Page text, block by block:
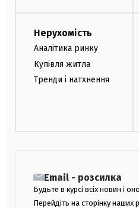
Нерухомість
Аналітика ринку
Купівля житла
Тренди і натхнення
Email - розсилка
Будьте в курсі всіх новин і
Перейдіть на сторінку наших